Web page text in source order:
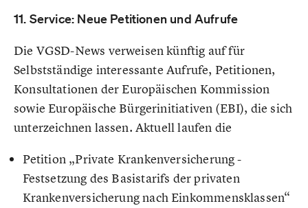
11. Service: Neue Petitionen und Aufrufe
Die VGSD-News verweisen künftig auf für
Selbstständige interessante Aufrufe, Petitionen,
Konsultationen der Europäischen Kommission
sowie Europäische Bürgerinitiativen (EBI), die sich
unterzeichnen lassen. Aktuell laufen die
Petition „Private Krankenversicherung -
Festsetzung des Basistarifs der privaten
Krankenversicherung nach Einkommensklassen“